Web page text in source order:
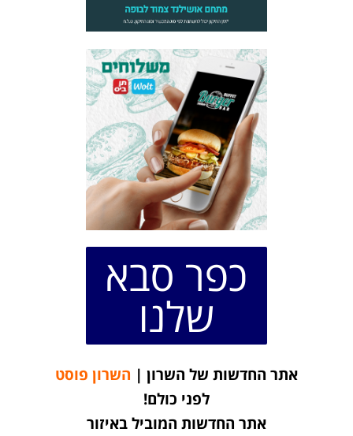
כפר סבא
שלנו
אתר החדשות של השרון | השרון פוסט
לפני כולם!
אתר החדשות המוביל באיזור